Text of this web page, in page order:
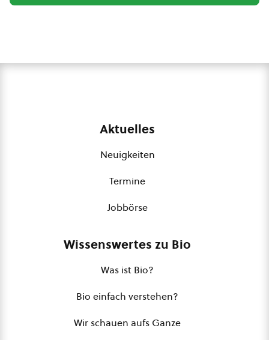
Aktuelles
Neuigkeiten
Termine
Jobbörse
Wissenswertes zu Bio
Was ist Bio?
Bio einfach verstehen?
Wir schauen aufs Ganze